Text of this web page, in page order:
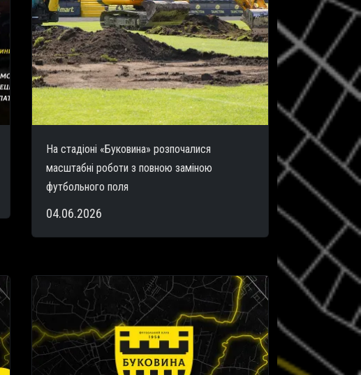
На стадіоні «Буковина» розпочалися
масштабні роботи з повною заміною
футбольного поля
04.06.2026